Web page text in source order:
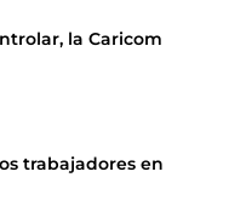
la Caricom
trabajadores en